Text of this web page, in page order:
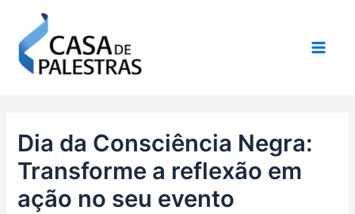
conteúdo
Dia da Consciência Negra:
Transforme a reflexão em
ação no seu evento
navigation